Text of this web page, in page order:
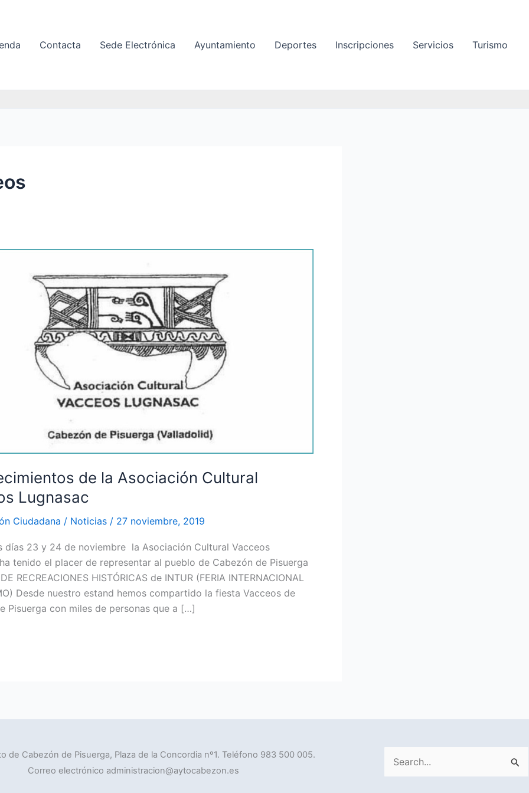
Contacta Sede Electrónica Ayuntamiento Deportes Inscripciones Servicios Turismo
de la Asociación Cultural
Lugnasac
Ciudadana / Noticias / 27 noviembre, 2019
días 23 y 24 de noviembre la Asociación Cultural Vacceos
tenido el placer de representar al pueblo de Cabezón de Pisuerga
RECREACIONES HISTÓRICAS de INTUR (FERIA INTERNACIONAL
Desde nuestro estand hemos compartido la fiesta Vacceos de
Pisuerga con miles de personas que a […]
de Cabezón de Pisuerga, Plaza de la Concordia nº1. Teléfono 983 500 005.
Correo electrónico administracion@aytocabezon.es
Buscar
por: